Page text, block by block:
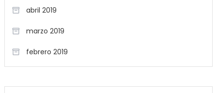
abril 2019
marzo 2019
febrero 2019